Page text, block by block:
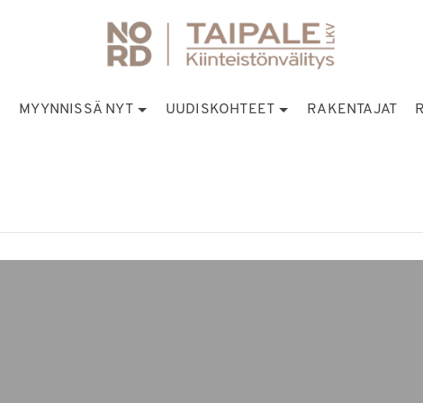
MYYNNISSÄ NYT UUDISKOHTEET RAKENTAJAT